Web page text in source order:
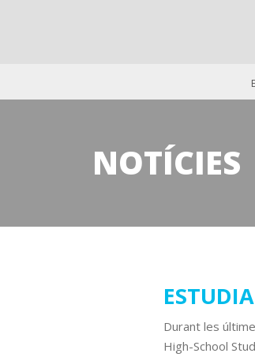
NOTÍCIES
Durant les
High-School